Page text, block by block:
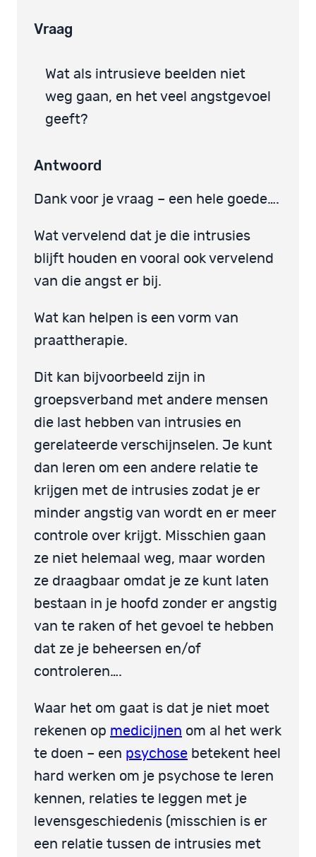
Vraag
Wat als intrusieve beelden niet
weg gaan, en het veel angstgevoel
geeft?
Antwoord
Dank voor je vraag – een hele goede….
Wat vervelend dat je die intrusies
blijft houden en vooral ook vervelend
van die angst er bij.
Wat kan helpen is een vorm van
praattherapie.
Dit kan bijvoorbeeld zijn in
groepsverband met andere mensen
die last hebben van intrusies en
gerelateerde verschijnselen. Je kunt
dan leren om een andere relatie te
krijgen met de intrusies zodat je er
minder angstig van wordt en er meer
controle over krijgt. Misschien gaan
ze niet helemaal weg, maar worden
ze draagbaar omdat je ze kunt laten
bestaan in je hoofd zonder er angstig
van te raken of het gevoel te hebben
dat ze je beheersen en/of
controleren….
Waar het om gaat is dat je niet moet
rekenen op medicijnen om al het werk
te doen – een psychose betekent heel
hard werken om je psychose te leren
kennen, relaties te leggen met je
levensgeschiedenis (misschien is er
een relatie tussen de intrusies met